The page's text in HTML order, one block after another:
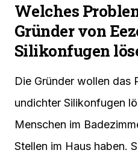
Welches
Gründer von
Silikonfugen
Die Gründer wollen das
undichter Silikonfugen
Menschen im
Stellen im Haus haben.